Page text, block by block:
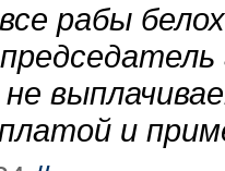
рабы
и